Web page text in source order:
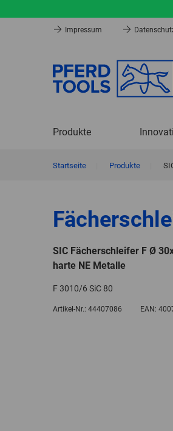
Impressum
Produkte
Startseite Produkte
SIC Fächerschleifer F Ø
harte NE Metalle
F 3010/6 SiC 80
Artikel-Nr.: 44407086 EAN: